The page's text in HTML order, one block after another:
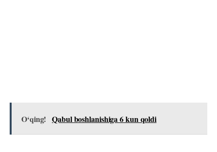
O‘qing! Qabul boshlanishiga 6 kun qoldi